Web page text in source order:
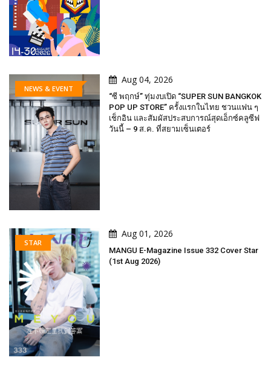
NEWS & EVENT
Aug 04, 2026
“ซี พฤกษ์” ทุ่มงบเปิด “SUPER SUN BANGKOK
POP UP STORE” ครั้งแรกในไทย ชวนแฟน ๆ
เช็กอิน และสัมผัสประสบการณ์สุดเอ็กซ์คลูซีฟ
วันนี้ – 9 ส.ค. ที่สยามเซ็นเตอร์
STAR
Aug 01, 2026
MANGU E-Magazine Issue 332 Cover Star
(1st Aug 2026)